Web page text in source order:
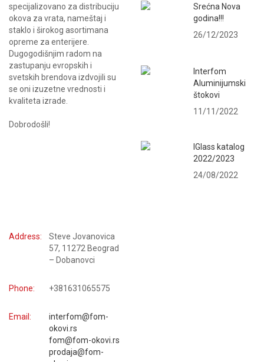
specijalizovano za distribuciju
okova za vrata, nameštaj i
staklo i širokog asortimana
opreme za enterijere.
Dugogodišnjim radom na
zastupanju evropskih i
svetskih brendova izdvojili su
se oni izuzetne vrednosti i
kvaliteta izrade.
Dobrodošli!
Srećna Nova
godina!!!
26/12/2023
Interfom
Aluminijumski
štokovi
11/11/2022
IGlass katalog
2022/2023
24/08/2022
Address:
Steve Jovanovica
57, 11272 Beograd
– Dobanovci
Phone: +381631065575
Email:
interfom@fom-
okovi.rs
fom@fom-okovi.rs
prodaja@fom-